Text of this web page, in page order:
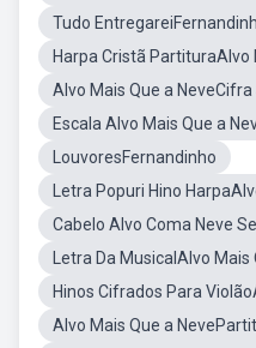
Tudo
Harpa Cristã PartituraAlvo
Alvo Mais Que a
Escala Alvo Mais Que a
LouvoresFernandinho
Letra Popuri Hino
Cabelo Alvo Coma Neve
Letra Da MusicalAlvo
Hinos Cifrados Para
Alvo Mais Que a